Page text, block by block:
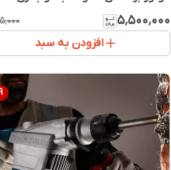
۵٬۵۰۰٬۰۰۰
افزودن به سبد